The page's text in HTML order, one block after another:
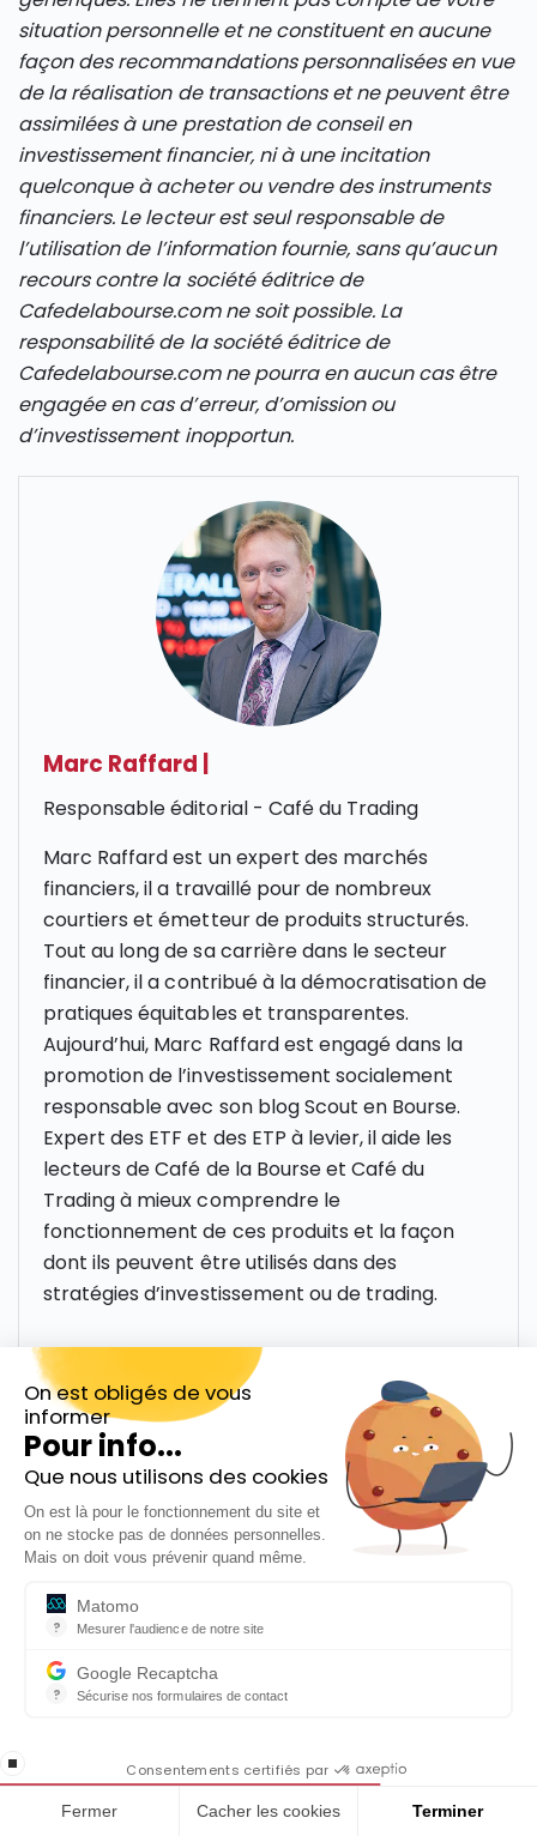
On est obligés de vous
informer
Pour info...
Que nous utilisons des cookies
On est là pour le fonctionnement du site et
on ne stocke pas de données personnelles.
Mais on doit vous prévenir quand même.
?
Matomo
Mesurer l'audience de notre site
?
Google Recaptcha
Sécurise nos formulaires de contact
stop loading Consentements certifiés par
Fermer Cacher les cookies Terminer
situation personnelle et ne constituent en aucune
façon des recommandations personnalisées en vue
de la réalisation de transactions et ne peuvent être
assimilées à une prestation de conseil en
investissement financier, ni à une incitation
quelconque à acheter ou vendre des instruments
financiers. Le lecteur est seul responsable de
l’utilisation de l’information fournie, sans qu’aucun
recours contre la société éditrice de
Cafedelabourse.com ne soit possible. La
responsabilité de la société éditrice de
Cafedelabourse.com ne pourra en aucun cas être
engagée en cas d’erreur, d’omission ou
d’investissement inopportun.
Marc Raffard
Responsable éditorial - Café du Trading
Marc Raffard est un expert des marchés
financiers, il a travaillé pour de nombreux
courtiers et émetteur de produits structurés.
Tout au long de sa carrière dans le secteur
financier, il a contribué à la démocratisation de
pratiques équitables et transparentes.
Aujourd’hui, Marc Raffard est engagé dans la
promotion de l’investissement socialement
responsable avec son blog Scout en Bourse.
Expert des ETF et des ETP à levier, il aide les
lecteurs de Café de la Bourse et Café du
Trading à mieux comprendre le
fonctionnement de ces produits et la façon
dont ils peuvent être utilisés dans des
stratégies d’investissement ou de trading.
Catégories
Banque
Bourse
Crypto monnaie
ISR
Trading
Inscrivez-vous gratuitement à
notre Newsletter hebdo
En cadeau notre ebook
politique de confidentialité de ce site